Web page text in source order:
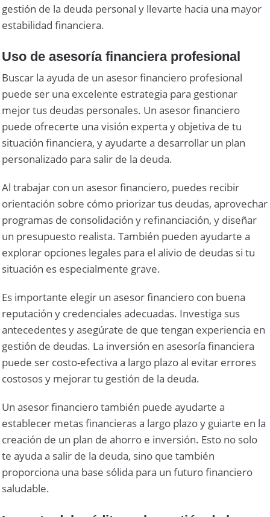
gestión de la deuda personal y llevarte hacia una mayor
estabilidad financiera.
Uso de asesoría financiera profesional
Buscar la ayuda de un asesor financiero profesional
puede ser una excelente estrategia para gestionar
mejor tus deudas personales. Un asesor financiero
puede ofrecerte una visión experta y objetiva de tu
situación financiera, y ayudarte a desarrollar un plan
personalizado para salir de la deuda.
Al trabajar con un asesor financiero, puedes recibir
orientación sobre cómo priorizar tus deudas, aprovechar
programas de consolidación y refinanciación, y diseñar
un presupuesto realista. También pueden ayudarte a
explorar opciones legales para el alivio de deudas si tu
situación es especialmente grave.
Es importante elegir un asesor financiero con buena
reputación y credenciales adecuadas. Investiga sus
antecedentes y asegúrate de que tengan experiencia en
gestión de deudas. La inversión en asesoría financiera
puede ser costo-efectiva a largo plazo al evitar errores
costosos y mejorar tu gestión de la deuda.
Un asesor financiero también puede ayudarte a
establecer metas financieras a largo plazo y guiarte en la
creación de un plan de ahorro e inversión. Esto no solo
te ayuda a salir de la deuda, sino que también
proporciona una base sólida para un futuro financiero
saludable.